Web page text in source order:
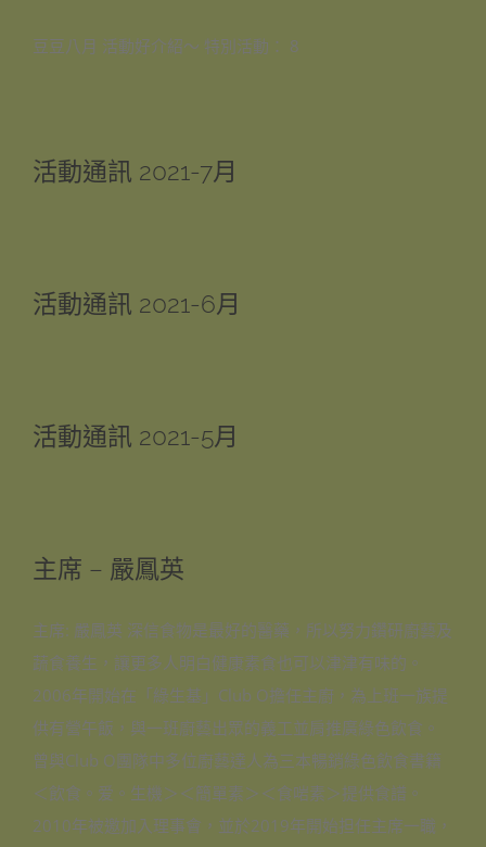
豆豆八月 活動好介紹～ 特別活動： 8
活動通訊 2021-7月
活動通訊 2021-6月
活動通訊 2021-5月
主席 – 嚴鳳英
主席: 嚴鳳英 深信食物是最好的醫藥，所以努力鑽研廚藝及
蔬食養生，讓更多人明白健康素食也可以津津有味的。
2006年開始在「綠生基」Club O擔任主廚，為上班一族提
供有營午飯，與一班廚藝出眾的義工並肩推廣綠色飲食。
曾與Club O團隊中多位廚藝達人為三本暢銷綠色飲食書籍
＜飲食。爱。生機＞＜簡單素＞＜食啱素＞提供食譜。
2010年被邀加入理事會，並於2019年開始担任主席一職，